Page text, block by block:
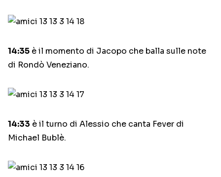
14:35 è il momento di Jacopo che balla sulle note
di Rondò Veneziano.
14:33 è il turno di Alessio che canta Fever di
Michael Bublè.